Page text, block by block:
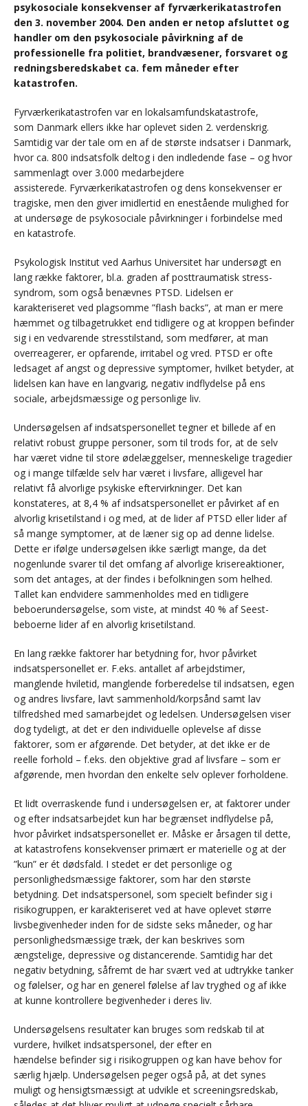
psykosociale konsekvenser af fyrværkerikatastrofen
den 3. november 2004. Den anden er netop afsluttet og
handler om den psykosociale påvirkning af de
professionelle fra politiet, brandvæsener, forsvaret og
redningsberedskabet ca. fem måneder efter
katastrofen.
Fyrværkerikatastrofen var en lokalsamfundskatastrofe,
som Danmark ellers ikke har oplevet siden 2. verdenskrig.
Samtidig var der tale om en af de største indsatser i Danmark,
hvor ca. 800 indsatsfolk deltog i den indledende fase – og hvor
sammenlagt over 3.000 medarbejdere
assisterede. Fyrværkerikatastrofen og dens konsekvenser er
tragiske, men den giver imidlertid en enestående mulighed for
at undersøge de psykosociale påvirkninger i forbindelse med
en katastrofe.
Psykologisk Institut ved Aarhus Universitet har undersøgt en
lang række faktorer, bl.a. graden af posttraumatisk stress-
syndrom, som også benævnes PTSD. Lidelsen er
karakteriseret ved plagsomme ”flash backs”, at man er mere
hæmmet og tilbagetrukket end tidligere og at kroppen befinder
sig i en vedvarende stresstilstand, som medfører, at man
overreagerer, er opfarende, irritabel og vred. PTSD er ofte
ledsaget af angst og depressive symptomer, hvilket betyder, at
lidelsen kan have en langvarig, negativ indflydelse på ens
sociale, arbejdsmæssige og personlige liv.
Undersøgelsen af indsatspersonellet tegner et billede af en
relativt robust gruppe personer, som til trods for, at de selv
har været vidne til store ødelæggelser, menneskelige tragedier
og i mange tilfælde selv har været i livsfare, alligevel har
relativt få alvorlige psykiske eftervirkninger. Det kan
konstateres, at 8,4 % af indsatspersonellet er påvirket af en
alvorlig krisetilstand i og med, at de lider af PTSD eller lider af
så mange symptomer, at de læner sig op ad denne lidelse.
Dette er ifølge undersøgelsen ikke særligt mange, da det
nogenlunde svarer til det omfang af alvorlige krisereaktioner,
som det antages, at der findes i befolkningen som helhed.
Tallet kan endvidere sammenholdes med en tidligere
beboerundersøgelse, som viste, at mindst 40 % af Seest-
beboerne lider af en alvorlig krisetilstand.
En lang række faktorer har betydning for, hvor påvirket
indsatspersonellet er. F.eks. antallet af arbejdstimer,
manglende hviletid, manglende forberedelse til indsatsen, egen
og andres livsfare, lavt sammenhold/korpsånd samt lav
tilfredshed med samarbejdet og ledelsen. Undersøgelsen viser
dog tydeligt, at det er den individuelle oplevelse af disse
faktorer, som er afgørende. Det betyder, at det ikke er de
reelle forhold – f.eks. den objektive grad af livsfare – som er
afgørende, men hvordan den enkelte selv oplever forholdene.
Et lidt overraskende fund i undersøgelsen er, at faktorer under
og efter indsatsarbejdet kun har begrænset indflydelse på,
hvor påvirket indsatspersonellet er. Måske er årsagen til dette,
at katastrofens konsekvenser primært er materielle og at der
”kun” er ét dødsfald. I stedet er det personlige og
personlighedsmæssige faktorer, som har den største
betydning. Det indsatspersonel, som specielt befinder sig i
risikogruppen, er karakteriseret ved at have oplevet større
livsbegivenheder inden for de sidste seks måneder, og har
personlighedsmæssige træk, der kan beskrives som
ængstelige, depressive og distancerende. Samtidig har det
negativ betydning, såfremt de har svært ved at udtrykke tanker
og følelser, og har en generel følelse af lav tryghed og af ikke
at kunne kontrollere begivenheder i deres liv.
Undersøgelsens resultater kan bruges som redskab til at
vurdere, hvilket indsatspersonel, der efter en
hændelse befinder sig i risikogruppen og kan have behov for
særlig hjælp. Undersøgelsen peger også på, at det synes
muligt og hensigtsmæssigt at udvikle et screeningsredskab,